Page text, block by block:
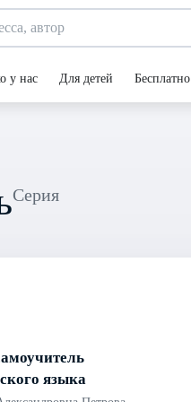
у нас Для детей Бесплатно
Серия
языка